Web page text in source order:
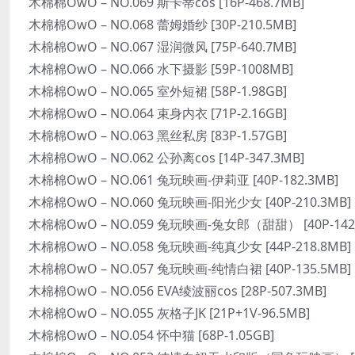
木棉棉OwO – NO.068 蕾姆婚纱 [30P-210.5MB]
木棉棉OwO – NO.067 湿润微风 [75P-640.7MB]
木棉棉OwO – NO.066 水下摄影 [59P-1008MB]
木棉棉OwO – NO.065 室外短裙 [58P-1.98GB]
木棉棉OwO – NO.064 束身内衣 [71P-2.16GB]
木棉棉OwO – NO.063 黑丝私房 [83P-1.57GB]
木棉棉OwO – NO.062 公孙离cos [14P-347.3MB]
木棉棉OwO – NO.061 兔玩映画-伊莉亚 [40P-182.3MB]
木棉棉OwO – NO.060 兔玩映画-阳光少女 [40P-210.3MB]
木棉棉OwO – NO.059 兔玩映画-兔女郎（甜甜） [40P-
木棉棉OwO – NO.058 兔玩映画-纯真少女 [44P-218.8MB]
木棉棉OwO – NO.057 兔玩映画-纯情白裙 [40P-135.5MB]
木棉棉OwO – NO.056 EVA绫波丽cos [28P-507.3MB]
木棉棉OwO – NO.055 灰格子JK [21P+1V-96.5MB]
木棉棉OwO – NO.054 怀中猫 [68P-1.05GB]